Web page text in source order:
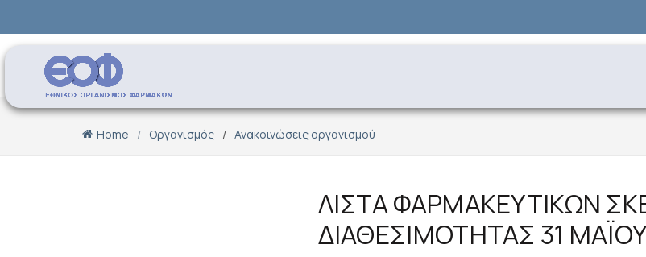
Home Οργανισμός Ανακοινώσεις οργανισμού
ΛΙΣΤΑ ΦΑΡΜΑΚΕΥΤΙΚΩΝ
ΔΙΑΘΕΣΙΜΟΤΗΤΑΣ 31 ΜΑΪΟΥ